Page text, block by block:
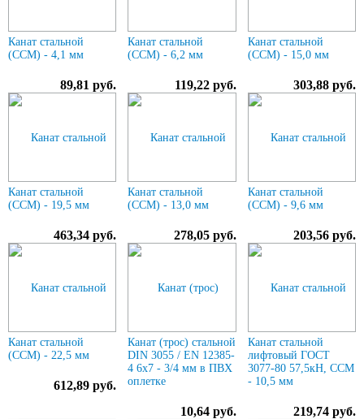
Канат стальной
(ССМ) - 4,1 мм
89,81 руб.
Канат стальной
(ССМ) - 6,2 мм
119,22 руб.
Канат стальной
(ССМ) - 15,0 мм
303,88 руб.
Канат стальной
(ССМ) - 19,5 мм
463,34 руб.
Канат стальной
(ССМ) - 13,0 мм
278,05 руб.
Канат стальной
(ССМ) - 9,6 мм
203,56 руб.
Канат стальной
(ССМ) - 22,5 мм
612,89 руб.
Канат (трос) стальной
DIN 3055 / EN 12385-
4 6x7 - 3/4 мм в ПВХ
оплетке
10,64 руб.
Канат стальной
лифтовый ГОСТ
3077-80 57,5кН, ССМ
- 10,5 мм
219,74 руб.